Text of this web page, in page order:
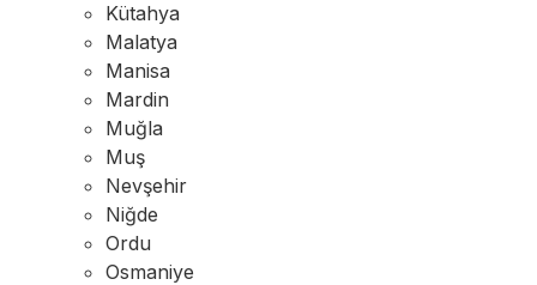
Kütahya
Malatya
Manisa
Mardin
Muğla
Muş
Nevşehir
Niğde
Ordu
Osmaniye